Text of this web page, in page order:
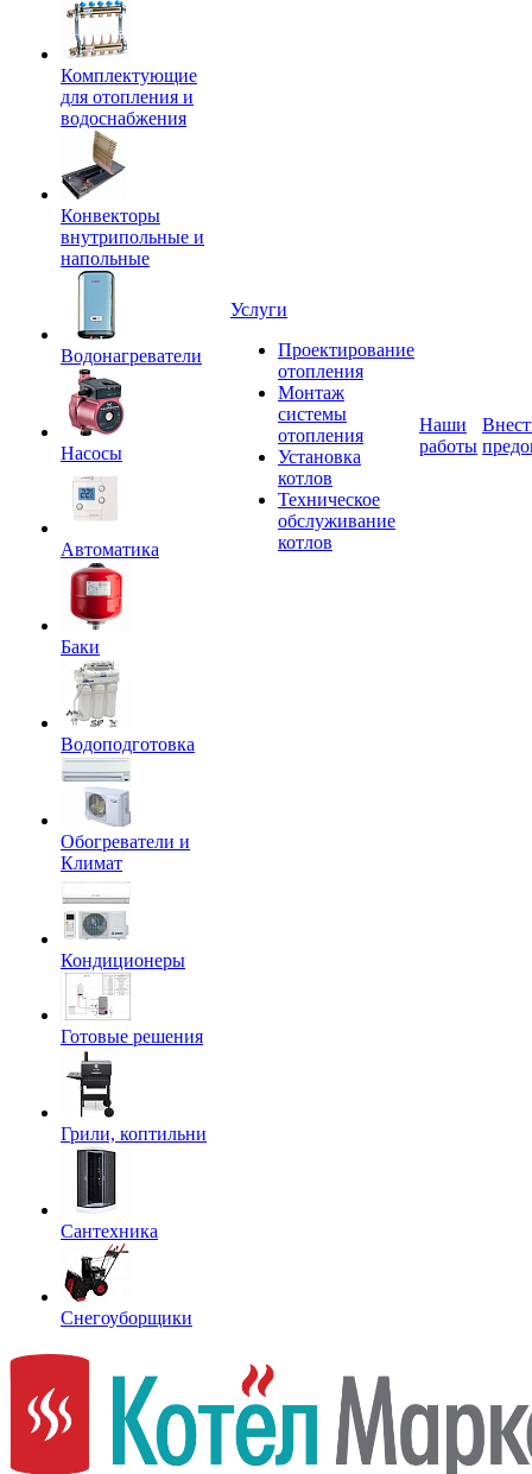
Комплектующие
для отопления и
водоснабжения
Конвекторы
внутрипольные и
напольные
Водонагреватели
Насосы
Автоматика
Баки
Водоподготовка
Обогреватели и
Климат
Кондиционеры
Готовые решения
Грили, коптильни
Сантехника
Снегоуборщики
Услуги
Проектирование
отопления
Монтаж
системы
отопления
Установка
котлов
Техническое
обслуживание
котлов
Наши
работы